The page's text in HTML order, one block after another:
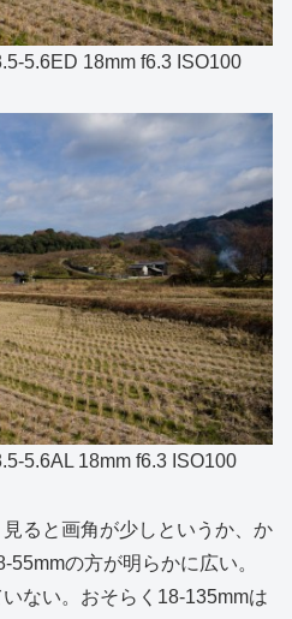
5.6ED 18mm f6.3 ISO100
5.6AL 18mm f6.3 ISO100
ると画角が少しというか、か
の方が明らかに広い。
ない。おそらく18-135mmは